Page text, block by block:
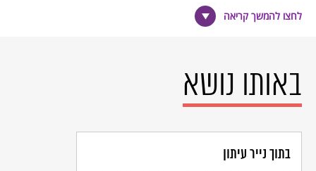
עזרא לא מפסיק לעשן
הנה כי כן מתחלפת
נוטף זיעה ומרעים
בקולו על הבן.
משיח לא בא
לחצו להמשך קריאה
באותו נושא
בתוך נייר עיתון